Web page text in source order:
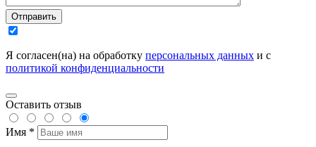
Отправить
Я согласен(на) на обработку персональных данных и с
политикой конфиденциальности
Оставить отзыв
Имя *